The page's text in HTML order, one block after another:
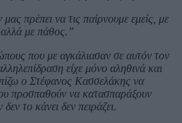
πρέπει να τις παίρνουμε εμείς, με
με πάθος.”
που με αγκάλιασαν σε αυτόν τον
είχε μόνο αληθινά και
ο Στέφανος Κασσελάκης να
προσπαθούν να κατασπαράξουν
το κάνει δεν πειράζει.